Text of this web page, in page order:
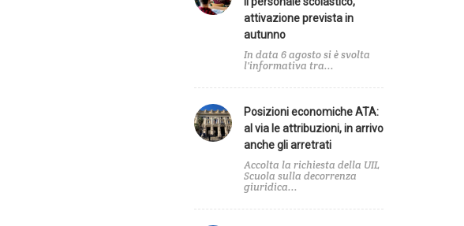
attivazione prevista in
autunno
In data 6 agosto si è svolta
l'informativa tra...
Posizioni economiche ATA:
al via le attribuzioni, in arrivo
anche gli arretrati
Accolta la richiesta della UIL
Scuola sulla decorrenza
giuridica...